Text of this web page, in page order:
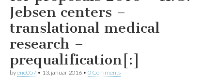
Jebsen centers –
translational medical
research –
prequalification[:]
byene057 • 13. januar 2016 • 0 Comments